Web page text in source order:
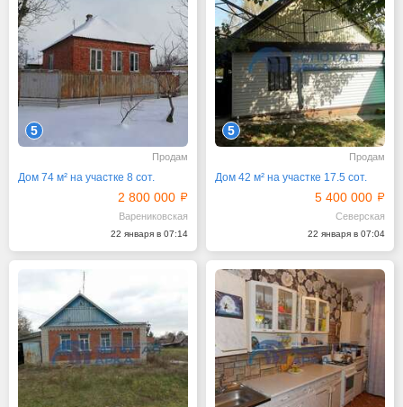
5
Продам
Дом 74 м² на участке 8 сот.
2 800 000
Варениковская
22 января в 07:14
5
Продам
Дом 42 м² на участке 17.5 сот.
5 400 000
Северская
22 января в 07:04